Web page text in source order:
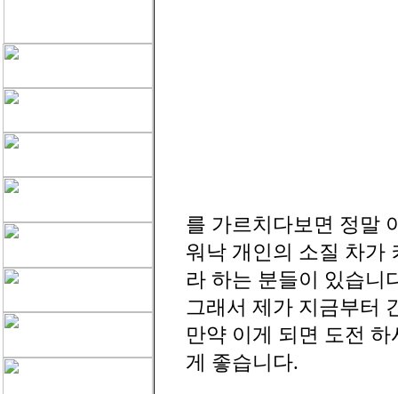
를 가르치다보면 정말
워낙 개인의 소질 차가
라 하는 분들이 있습니
그래서 제가 지금부터
만약 이게 되면 도전
게 좋습니다.